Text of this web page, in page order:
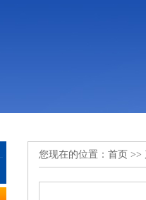
您现在的位置： 首页 >>